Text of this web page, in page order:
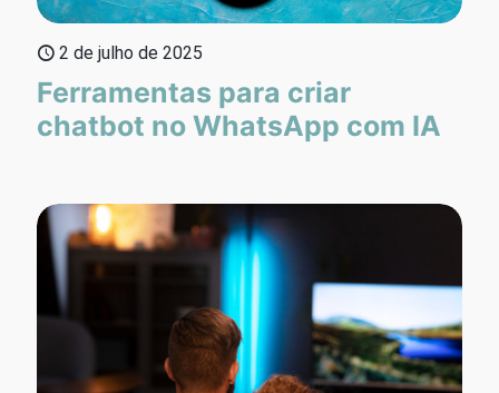
2 de julho de 2025
Ferramentas para criar
chatbot no WhatsApp com IA